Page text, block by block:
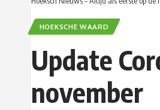
HOEKSCHE WAARD
Update
november